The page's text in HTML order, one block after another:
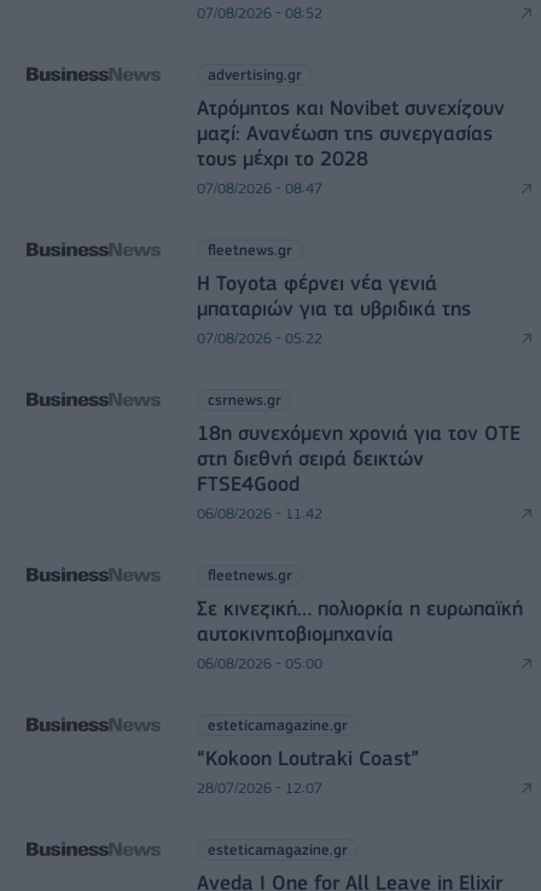
07/08/2026 - 08:52
advertising.gr
Ατρόμητος και Novibet συνεχίζουν
μαζί: Ανανέωση της συνεργασίας
τους μέχρι το 2028
07/08/2026 - 08:47
fleetnews.gr
Η Toyota φέρνει νέα γενιά
μπαταριών για τα υβριδικά της
07/08/2026 - 05:22
csrnews.gr
18η συνεχόμενη χρονιά για τον ΟΤΕ
στη διεθνή σειρά δεικτών
FTSE4Good
06/08/2026 - 11:42
fleetnews.gr
Σε κινεζική… πολιορκία η ευρωπαϊκή
αυτοκινητοβιομηχανία
06/08/2026 - 05:00
esteticamagazine.gr
“Kokoon Loutraki Coast”
28/07/2026 - 12:07
esteticamagazine.gr
Aveda I One for All Leave in Elixir